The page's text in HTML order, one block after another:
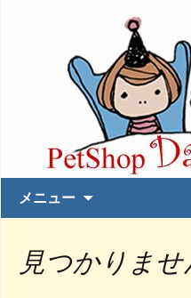
メニュー
見つかりませ